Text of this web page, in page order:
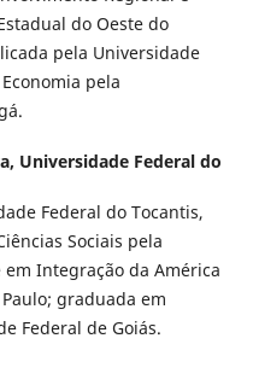
do Oeste do
pela Universidade
pela
Universidade Federal do
Federal do Tocantis,
Sociais pela
Integração da América
graduada em
Federal de Goiás.